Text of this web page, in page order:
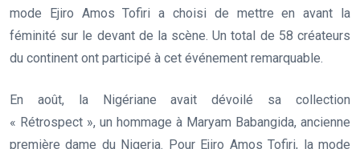
mode Ejiro Amos Tofiri a choisi de mettre en avant la
féminité sur le devant de la scène. Un total de 58 créateurs
du continent ont participé à cet événement remarquable.
En août, la Nigériane avait dévoilé sa collection
« Rétrospect », un hommage à Maryam Babangida, ancienne
première dame du Nigeria. Pour Ejiro Amos Tofiri, la mode